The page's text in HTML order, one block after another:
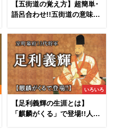
【五街道の覚え方】超簡単･
語呂合わせ!!五街道の意味&
いろいろ
【足利義輝の生涯とは】
「麒麟がくる」で登場!!人物